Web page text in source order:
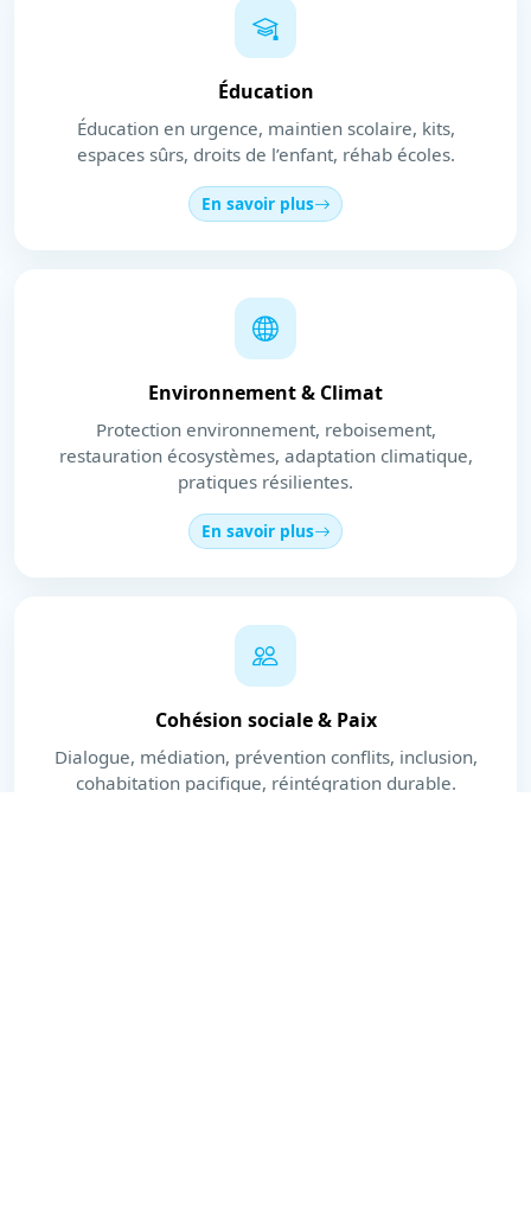
Éducation
Éducation en urgence, maintien scolaire, kits,
espaces sûrs, droits de l’enfant, réhab écoles.
En savoir plus
Environnement & Climat
Protection environnement, reboisement,
restauration écosystèmes, adaptation climatique,
pratiques résilientes.
En savoir plus
Cohésion sociale & Paix
Dialogue, médiation, prévention conflits, inclusion,
cohabitation pacifique, réintégration durable.